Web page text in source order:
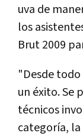
uva de
los
Brut 2009
"Desde
un éxito. Se
técnicos
categoría,